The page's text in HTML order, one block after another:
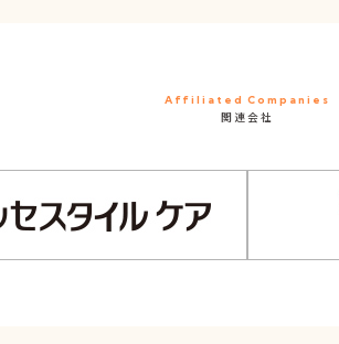
Affiliated Companies
関連会社